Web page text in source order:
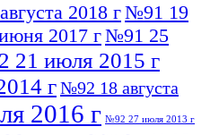
2018 г№91 19
2017 г№91 25
21 июля 2015 г
г№92 18 августа
2016 г №92 27 июля 2013 г